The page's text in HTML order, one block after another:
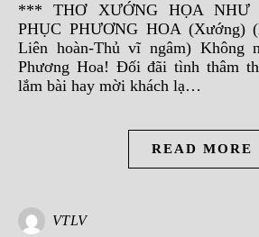
*** THƠ XƯỚNG HỌA
PHỤC PHƯƠNG HOA (Xướng)
Liên hoàn-Thủ vĩ ngâm) Không
Phương Hoa! Đối đãi tình thâm
lắm bài hay mời khách lạ…
READ MORE
VTLV